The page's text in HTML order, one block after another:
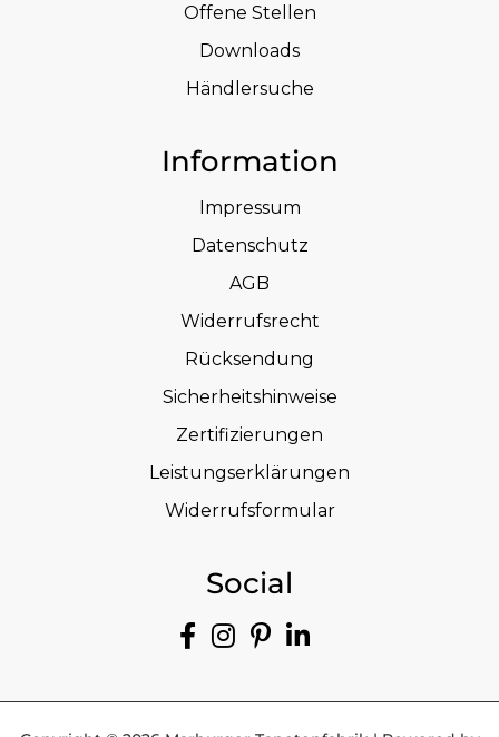
Offene Stellen
Downloads
Händlersuche
Information
Impressum
Datenschutz
AGB
Widerrufsrecht
Rücksendung
Sicherheitshinweise
Zertifizierungen
Leistungserklärungen
Widerrufsformular
Social